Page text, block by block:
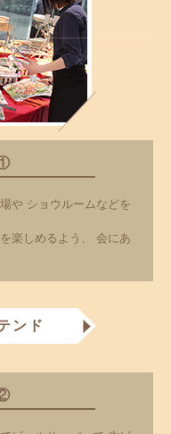
や ショウルームなどを
楽しめるよう、
会にあ
ンド